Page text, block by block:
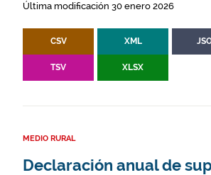
Última modificación 30 enero 2026
CSV XML
TSV XLSX
MEDIO RURAL
Declaración anual de